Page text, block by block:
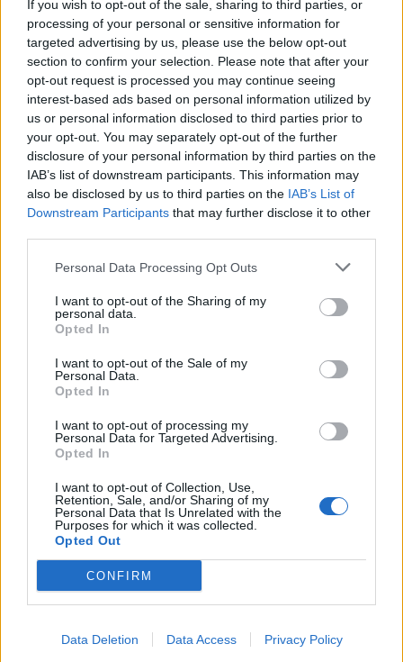
If you wish to opt-out of the sale, sharing to third parties, or
processing of your personal or sensitive information for
targeted advertising by us, please use the below opt-out
section to confirm your selection. Please note that after your
opt-out request is processed you may continue seeing
interest-based ads based on personal information utilized by
us or personal information disclosed to third parties prior to
your opt-out. You may separately opt-out of the further
disclosure of your personal information by third parties on the
IAB’s list of downstream participants. This information may
also be disclosed by us to third parties on the IAB’s List of
Downstream Participants that may further disclose it to other
Personal Data Processing Opt Outs
I want to opt-out of the Sharing of my
personal data.
Opted In
I want to opt-out of the Sale of my
Personal Data.
Opted In
I want to opt-out of processing my
Personal Data for Targeted Advertising.
Opted In
I want to opt-out of Collection, Use,
Retention, Sale, and/or Sharing of my
Personal Data that Is Unrelated with the
Purposes for which it was collected.
Opted Out
CONFIRM
Data Deletion Data Access Privacy Policy
Το "Don’t Look Back in Anger" καταγράφει την επανένωση
των Oasis και την sold-out περιοδεία “Oasis Live
Philip Glass: Παγκόσμια γιορτή για τα 90ά
γενέθλιά του με πρεμιέρα της “Συμφωνίας
Νο. 15: Lincoln”
29.05.26
Ο Philip Glass θα γιορτάσει τα 90ά του γενέθλια στις 31
Ιανουαρίου 2027 με μια πολυετή, διεθνή σειρά εκδηλώσεων
που κορυφώνεται με την παγκόσμια πρεμιέρα της "Συμφωνίας
Νο. 15: Lincoln" και επετειακά